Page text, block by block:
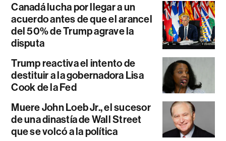
Canadá lucha por llegar a un
acuerdo antes de que el arancel
del 50% de Trump agrave la
disputa
Trump reactiva el intento de
destituir a la gobernadora Lisa
Cook de la Fed
Muere John Loeb Jr., el sucesor
de una dinastía de Wall Street
que se volcó a la política